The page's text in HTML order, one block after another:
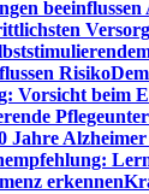
Risiko
Vorsicht beim
Jahre
erkennen